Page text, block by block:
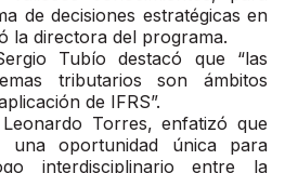
de decisiones estratégicas en
la directora del programa.
Tubío destacó que “las
tributarios son ámbitos
de IFRS”.
Torres, enfatizó que
una oportunidad única para
interdisciplinario entre la